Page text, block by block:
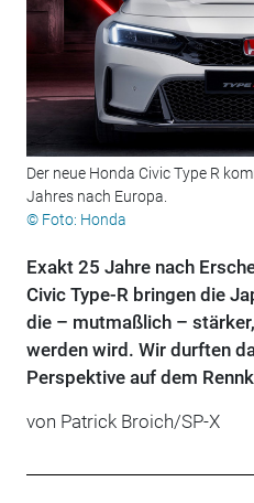
Der neue Honda Civic Type R
Jahres nach Europa.
© Foto: Honda
Exakt 25 Jahre nach
Civic Type-R bringen die
die – mutmaßlich –
werden wird. Wir durften
Perspektive auf dem
von Patrick Broich/SP-X